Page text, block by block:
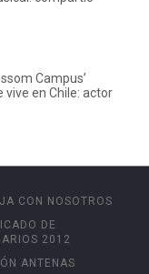
Campus’
vive en Chile: actor
CON NOSOTROS
DE
2012
ANTENAS